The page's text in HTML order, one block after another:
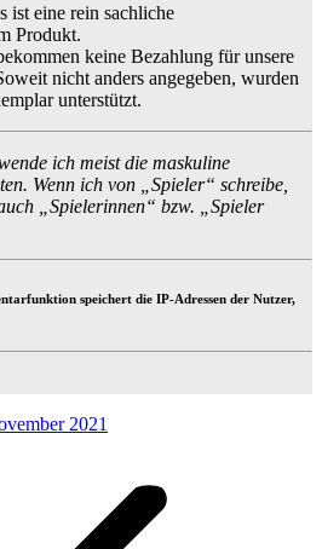
ist eine rein sachliche
Produkt.
keine Bezahlung für unsere
nicht anders angegeben, wurden
unterstützt.
ich meist die maskuline
Wenn ich von „Spieler“ schreibe,
„Spielerinnen“ bzw. „Spieler
speichert die IP-Adressen der Nutzer,
2021